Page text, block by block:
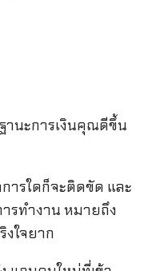
านะการเงินคุณดีขึ้น
ารใดก็จะติดขัด และ
รทำงาน หมายถึง
ใจยาก